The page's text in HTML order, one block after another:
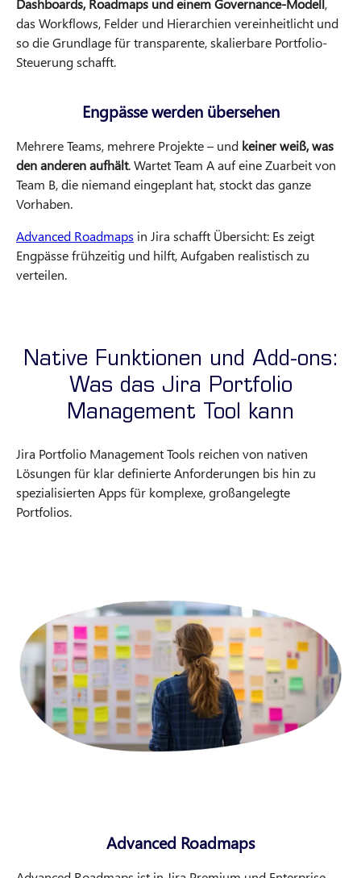
Dashboards, Roadmaps und einem Governance-Modell ,
das Workflows, Felder und Hierarchien vereinheitlicht und
so die Grundlage für transparente, skalierbare Portfolio-
Steuerung schafft.
Engpässe werden übersehen
Mehrere Teams, mehrere Projekte – und keiner weiß, was
den anderen aufhält. Wartet Team A auf eine Zuarbeit von
Team B, die niemand eingeplant hat, stockt das ganze
Vorhaben.
Advanced Roadmaps in Jira schafft Übersicht: Es zeigt
Engpässe frühzeitig und hilft, Aufgaben realistisch zu
verteilen.
Native Funktionen und Add-ons:
Was das Jira Portfolio
Management Tool kann
Jira Portfolio Management Tools reichen von nativen
Lösungen für klar definierte Anforderungen bis hin zu
spezialisierten Apps für komplexe, großangelegte
Portfolios.
Advanced Roadmaps